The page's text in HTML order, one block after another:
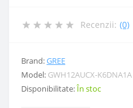
Recenzii: (0)
Brand:GREE
Model: GWH12AUCX-K6DNA1A
Disponibilitate:În stoc